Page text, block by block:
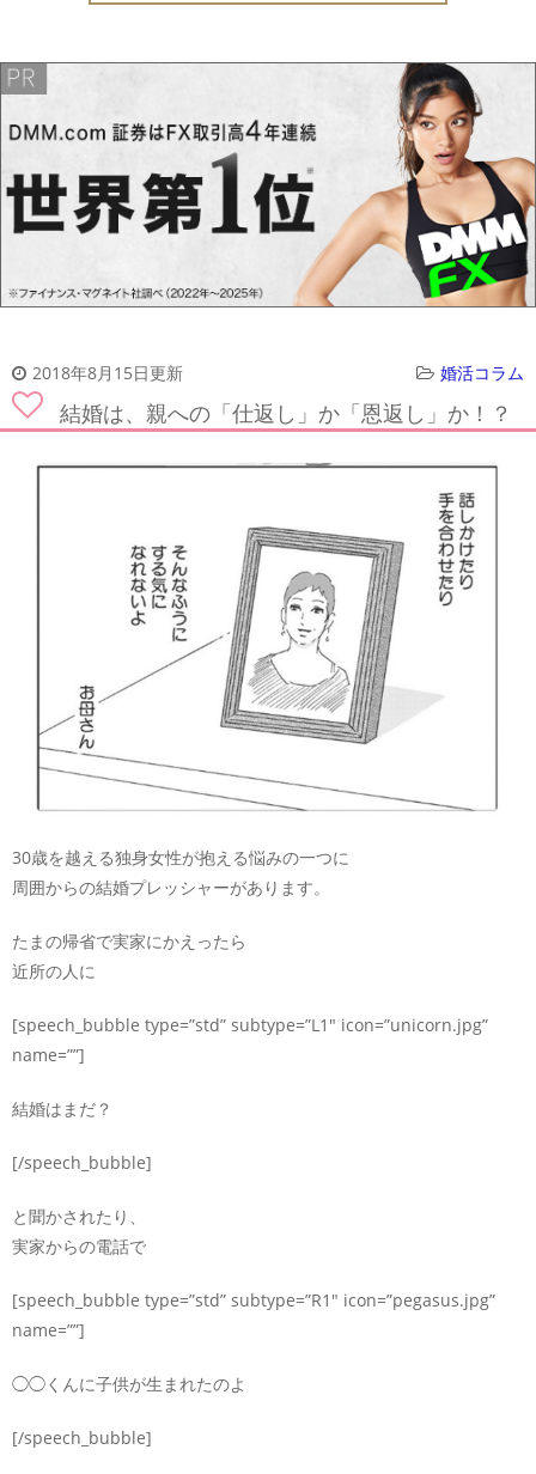
2018年8月15日更新 婚活コラム
結婚は、親への「仕返し」か「恩返し」か！？
30歳を越える独身女性が抱える悩みの一つに
周囲からの結婚プレッシャーがあります。
たまの帰省で実家にかえったら
近所の人に
[speech_bubble type=”std” subtype=”L1″ icon=”unicorn.jpg”
name=””]
結婚はまだ？
[/speech_bubble]
と聞かされたり、
実家からの電話で
[speech_bubble type=”std” subtype=”R1″ icon=”pegasus.jpg”
name=””]
◯◯くんに子供が生まれたのよ
[/speech_bubble]